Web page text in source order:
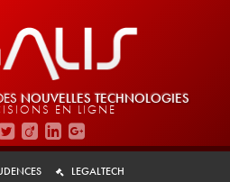
NOUVELLES TECHNOLOGIES
EN LIGNE
LEGALTECH